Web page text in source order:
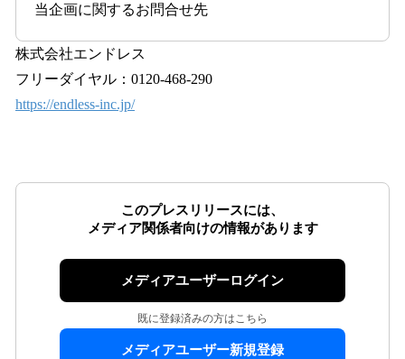
当企画に関するお問合せ先
株式会社エンドレス
フリーダイヤル：0120-468-290
https://endless-inc.jp/
このプレスリリースには、
メディア関係者向けの情報があります
メディアユーザーログイン
既に登録済みの方はこちら
メディアユーザー新規登録